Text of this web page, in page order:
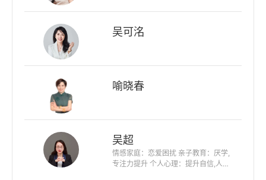
吴可洺
喻晓春
吴超
情感家庭：恋爱困扰 亲子教育：厌学,
专注力提升 个人心理：提升自信,人际